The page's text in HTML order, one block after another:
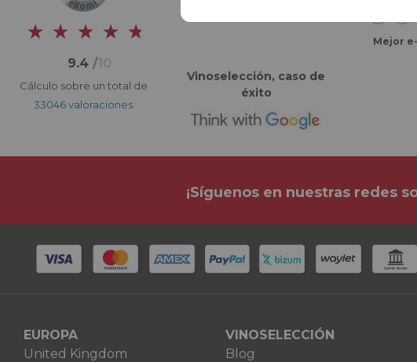
9.4 /10
Cálculo sobre un total de
33046 valoraciones
Vinoselección, caso de
éxito
Mejor
¡Síguenos en nuestras redes
EUROPA
United Kingdom
VINOSELECCIÓN
Blog